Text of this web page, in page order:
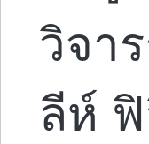
วิจา
ลีห์